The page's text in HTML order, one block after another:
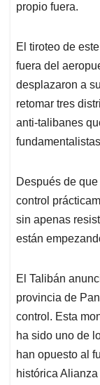
propio fuera.
El tiroteo de
fuera del
desplazaron a
retomar tres
anti-talibanes
Después de
control
sin apenas
están
El Talibán
provincia de
control. Esta
ha sido uno de
han opuesto al
histórica